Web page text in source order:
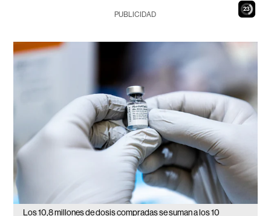
21
PUBLICIDAD
Los 10,8 millones de dosis compradas se suman a los 10